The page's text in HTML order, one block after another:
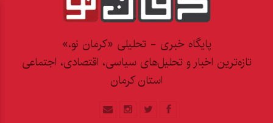
پایگاه خبری - تحلیلی «کرمان نو،»
تازه‌ترین اخبار و تحلیل‌های سیاسی، اقتصادی، اجتماعی
استان کرمان